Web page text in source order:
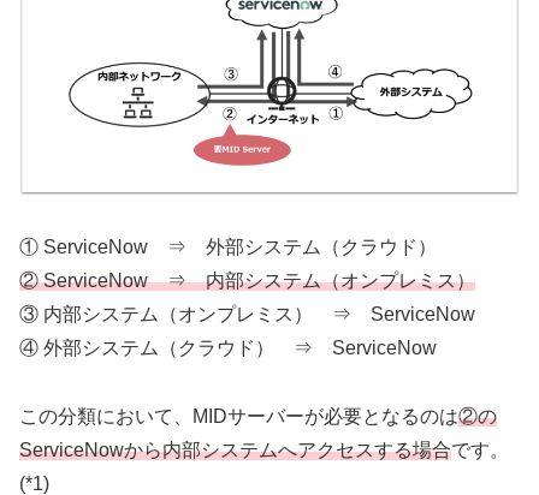
① ServiceNow ⇒ 外部システム（クラウド）
② ServiceNow ⇒ 内部システム（オンプレミス）
③ 内部システム（オンプレミス） ⇒ ServiceNow
④ 外部システム（クラウド） ⇒ ServiceNow
この分類において、MIDサーバーが必要となるのは②の
ServiceNowから内部システムへアクセスする場合です。
(*1)